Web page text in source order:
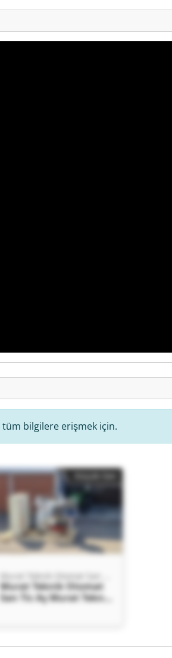
tüm bilgilere erişmek için.
Murat Tekni̇k Otomat
San Ti̇c Aş Murat Tekni̇k